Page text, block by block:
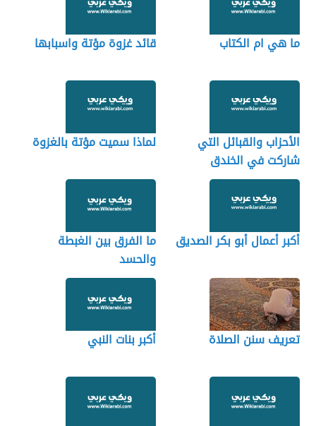
ما هي ام الكتاب قائد غزوة مؤتة واسبابها
الأحزاب والقبائل التي
شاركت في الخندق
لماذا سميت مؤتة بالغزوة
أكبر أعمال أبو بكر الصديق
ما الفرق بين الغبطة
والحسد
تعريف سنن الصلاة أكبر بنات النبي